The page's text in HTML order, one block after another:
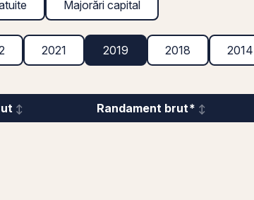
Majorări capital
2021 2019 2018 2014
Randament brut*